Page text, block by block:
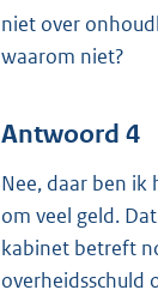
niet over
waarom niet?
Antwoord 4
Nee, daar ben ik
om veel geld.
kabinet betreft
overheidsschuld